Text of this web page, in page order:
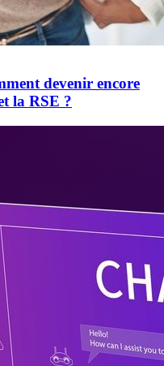
devenir encore
la RSE ?